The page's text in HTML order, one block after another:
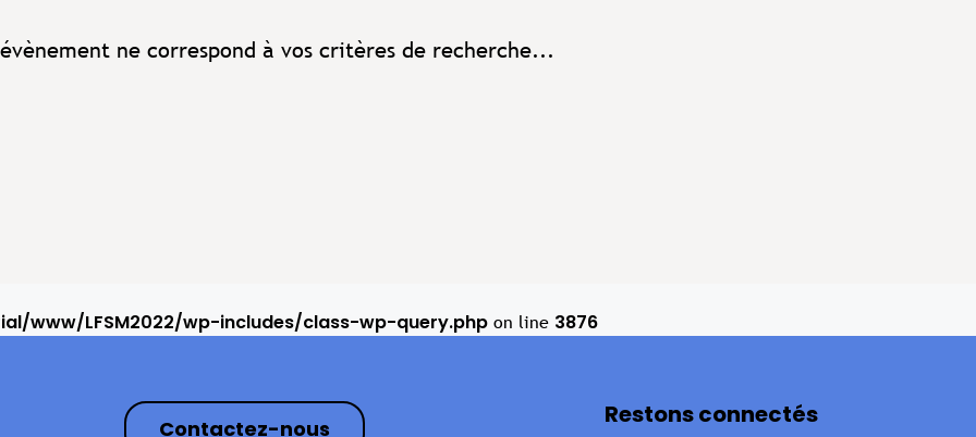
ne correspond à vos critères de recherche...
www/LFSM2022/wp-includes/class-wp-query.php on line 3876
Contactez-nous Restons connectés